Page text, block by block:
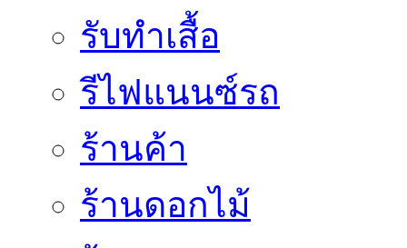
รับทำเสื้อ
รีไฟแนนซ์รถ
ร้านค้า
ร้านดอกไม้